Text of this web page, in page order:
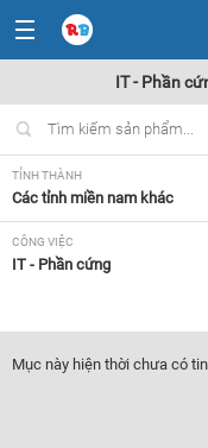
IT - Phần
TỈNH THÀNH
Các tỉnh miền nam khác
CÔNG VIỆC
IT - Phần cứng
Tất cả
Mục này hiện thời chưa có